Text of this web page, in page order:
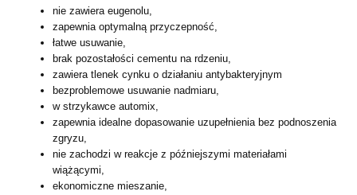
nie zawiera eugenolu,
zapewnia optymalną przyczepność,
łatwe usuwanie,
brak pozostałości cementu na rdzeniu,
zawiera tlenek cynku o działaniu antybakteryjnym
bezproblemowe usuwanie nadmiaru,
w strzykawce automix,
zapewnia idealne dopasowanie uzupełnienia bez podnoszenia
zgryzu,
nie zachodzi w reakcje z późniejszymi materiałami
wiążącymi,
ekonomiczne mieszanie,